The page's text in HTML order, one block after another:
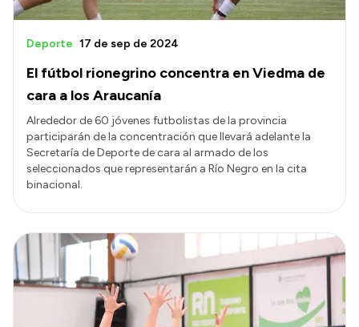
Boletín Oficial
Compras y licitaciones
Consulta de pago a proveedores
Convocatorias
Intranet
Login
El fútbol rionegrino concentra en Viedma de
cara a los Araucanía
Deporte 17 de sep de 2024
Alrededor de 60 jóvenes futbolistas de la provincia
participarán de la concentración que llevará adelante la
Secretaría de Deporte de cara al armado de los
seleccionados que representarán a Río Negro en la cita
binacional.